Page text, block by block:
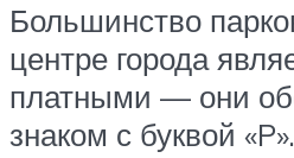
Большинство
центре города
платными — они
знаком с буквой «P»